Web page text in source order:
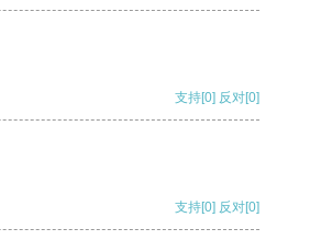
支持[0] 反对[0]
支持[0] 反对[0]